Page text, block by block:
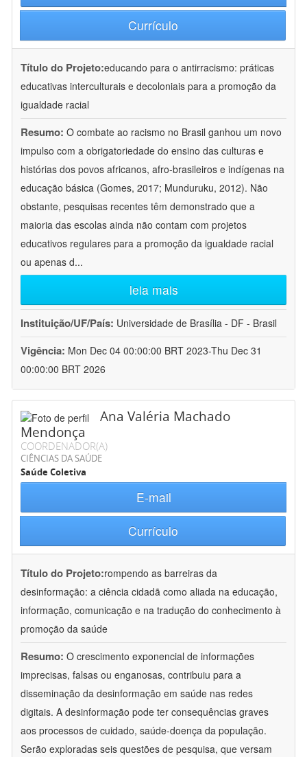
Currículo
Título do Projeto:educando para o antirracismo: práticas
educativas interculturais e decoloniais para a promoção da
igualdade racial
Resumo: O combate ao racismo no Brasil ganhou um novo
impulso com a obrigatoriedade do ensino das culturas e
histórias dos povos africanos, afro-brasileiros e indígenas na
educação básica (Gomes, 2017; Munduruku, 2012). Não
obstante, pesquisas recentes têm demonstrado que a
maioria das escolas ainda não contam com projetos
educativos regulares para a promoção da igualdade racial
ou apenas d...
leia mais
Instituição/UF/País: Universidade de Brasília - DF - Brasil
Vigência: Mon Dec 04 00:00:00 BRT 2023-Thu Dec 31
00:00:00 BRT 2026
Ana Valéria Machado
Mendonça
COORDENADOR(A)
CIÊNCIAS DA SAÚDE
Saúde Coletiva
E-mail
Currículo
Título do Projeto:rompendo as barreiras da
desinformação: a ciência cidadã como aliada na educação,
informação, comunicação e na tradução do conhecimento à
promoção da saúde
Resumo: O crescimento exponencial de informações
imprecisas, falsas ou enganosas, contribuiu para a
disseminação da desinformação em saúde nas redes
digitais. A desinformação pode ter consequências graves
aos processos de cuidado, saúde-doença da população.
Serão exploradas seis questões de pesquisa, que versam